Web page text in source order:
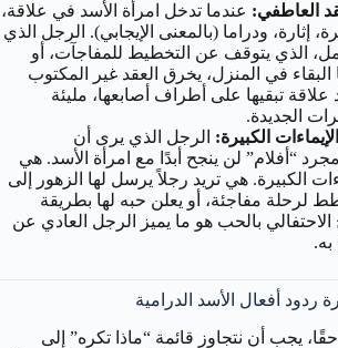
العاطفي: عندما تدخل امرأة الأسد في علاقة،
إثارة، ودراما (بالمعنى الإيجابي). الرجل الذي
الذي يتوقف عن التخطيط للمفاجآت، أو
البقاء في المنزل، يخرق العقد غير المكتوب
تبقيها على أطراف أصابعها، مليئة
الجديدة.
الكبيرة: الرجل الذي يرى أن
“أفلام” لن ينجح أبدًا مع امرأة الأسد. هي
الكبيرة. هي تريد رجلاً يرسل لها الزهور إلى
لرحلة مفاجئة، أو يعلن حبه لها بطريقة
الاحتفالي بالحب هو ما يميز الرجل العادي عن
به.
أفعال الأسد الدرامية
يجب أن نتجاوز قائمة “ماذا تكره” إلى